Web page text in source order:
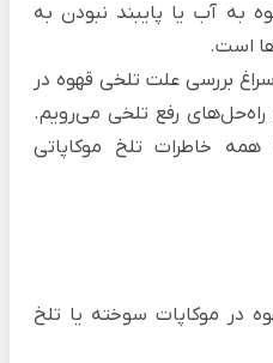
به آب یا پایبند نبودن به
است.
بررسی علت تلخی قهوه در
راه‌حل‌های رفع تلخی می‌رویم.
همه خاطرات تلخ موکاپاتی
در موکاپات سوخته یا تلخ